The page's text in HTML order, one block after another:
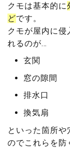
クモは基本的に
どです。
クモが屋内に侵
れるのが…
玄関
窓の隙間
排水口
換気扇
といった箇所
のでこれらを防